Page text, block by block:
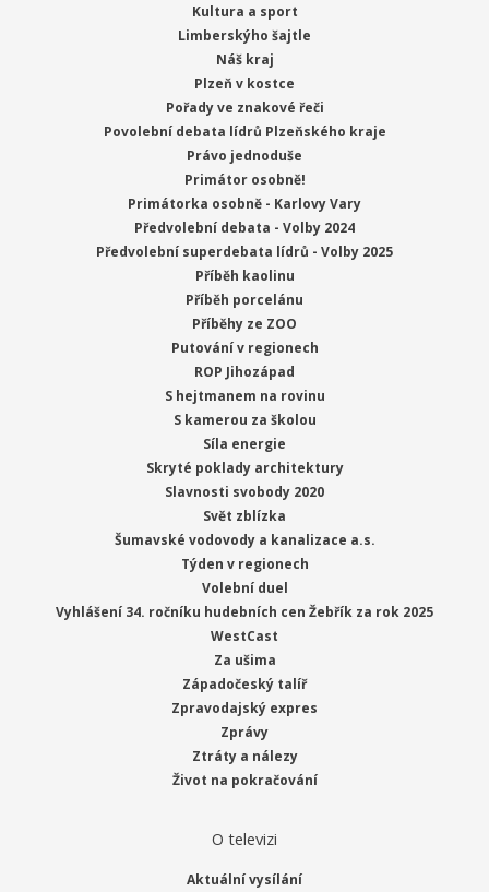
Kultura a sport
Limberskýho šajtle
Náš kraj
Plzeň v kostce
Pořady ve znakové řeči
Povolební debata lídrů Plzeňského kraje
Právo jednoduše
Primátor osobně!
Primátorka osobně - Karlovy Vary
Předvolební debata - Volby 2024
Předvolební superdebata lídrů - Volby 2025
Příběh kaolinu
Příběh porcelánu
Příběhy ze ZOO
Putování v regionech
ROP Jihozápad
S hejtmanem na rovinu
S kamerou za školou
Síla energie
Skryté poklady architektury
Slavnosti svobody 2020
Svět zblízka
Šumavské vodovody a kanalizace a.s.
Týden v regionech
Volební duel
Vyhlášení 34. ročníku hudebních cen Žebřík za rok 2025
WestCast
Za ušima
Západočeský talíř
Zpravodajský expres
Zprávy
Ztráty a nálezy
Život na pokračování
O televizi
Aktuální vysílání